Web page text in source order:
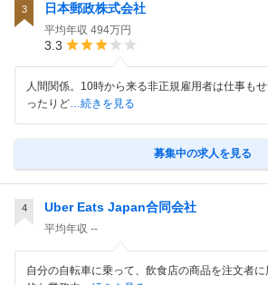
3 日本郵政株式会社
平均年収 494万円
3.3
人間関係。10時から来る非正規雇用者は仕事も
ったりど…続きを見る
募集中の求人を見る
4 Uber Eats Japan合同会社
平均年収 --
自分の自転車に乗って、飲食店の商品を注文者